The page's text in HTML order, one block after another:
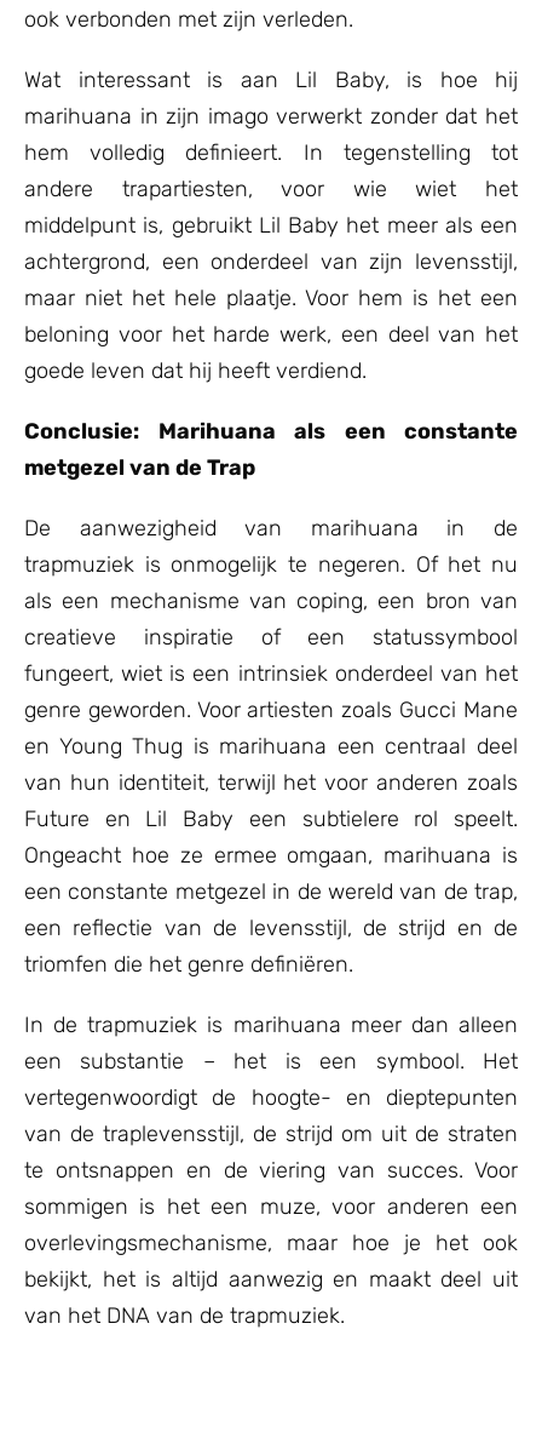
ook verbonden met zijn verleden.
Wat interessant is aan Lil Baby, is hoe hij
marihuana in zijn imago verwerkt zonder dat het
hem volledig definieert. In tegenstelling tot
andere trapartiesten, voor wie wiet het
middelpunt is, gebruikt Lil Baby het meer als een
achtergrond, een onderdeel van zijn levensstijl,
maar niet het hele plaatje. Voor hem is het een
beloning voor het harde werk, een deel van het
goede leven dat hij heeft verdiend.
Conclusie: Marihuana als een constante
metgezel van de Trap
De aanwezigheid van marihuana in de
trapmuziek is onmogelijk te negeren. Of het nu
als een mechanisme van coping, een bron van
creatieve inspiratie of een statussymbool
fungeert, wiet is een intrinsiek onderdeel van het
genre geworden. Voor artiesten zoals Gucci Mane
en Young Thug is marihuana een centraal deel
van hun identiteit, terwijl het voor anderen zoals
Future en Lil Baby een subtielere rol speelt.
Ongeacht hoe ze ermee omgaan, marihuana is
een constante metgezel in de wereld van de trap,
een reflectie van de levensstijl, de strijd en de
triomfen die het genre definiëren.
In de trapmuziek is marihuana meer dan alleen
een substantie – het is een symbool. Het
vertegenwoordigt de hoogte- en dieptepunten
van de traplevensstijl, de strijd om uit de straten
te ontsnappen en de viering van succes. Voor
sommigen is het een muze, voor anderen een
overlevingsmechanisme, maar hoe je het ook
bekijkt, het is altijd aanwezig en maakt deel uit
van het DNA van de trapmuziek.